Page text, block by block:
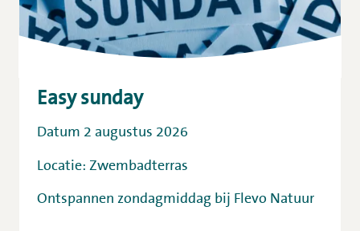
Easy sunday
Datum 2 augustus 2026
Locatie: Zwembadterras
Ontspannen zondagmiddag bij Flevo Natuur